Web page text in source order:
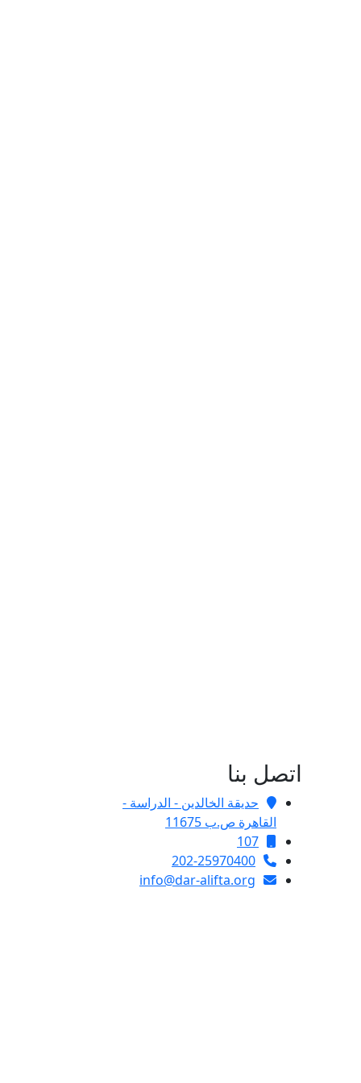
اتصل بنا
حديقة الخالدين - الدراسة -
القاهرة ص.ب 11675
107
202-25970400
info@dar-alifta.org